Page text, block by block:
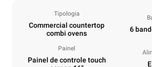
Tipologia
Commercial countertop
combi ovens
6
Painel
Painel de controle touch